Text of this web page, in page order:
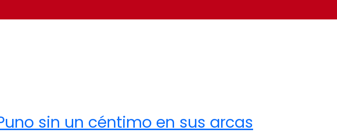
sin un céntimo en sus arcas